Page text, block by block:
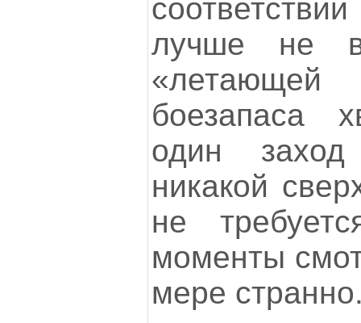
лучше не
«летающей
боезапаса
один
никакой
не
моменты
мере